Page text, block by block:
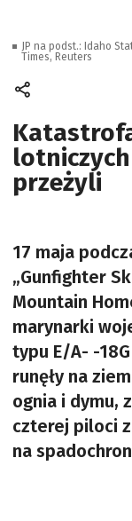
lotniczych
przeżyli
17 maja
„Gunfighter
Mountain
marynarki
typu E/A- -
runęły na
ognia i dymu,
czterej piloci
na
JP na podst.: Idaho
Times, Reuters